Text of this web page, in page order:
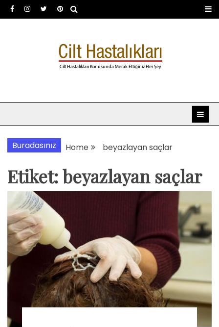
Skip
to
Dermatoloji uzmanı Dr.
Şafak Metekoğlu Akalın
Buradasınız Home beyazlayan saçlar
Etiket:beyazlayan saçlar